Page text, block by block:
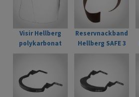
Visir Hellberg
polykarbonat
ljusbåge SAFE
Reservnackband
Hellberg SAFE 3